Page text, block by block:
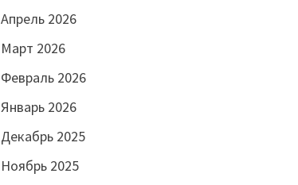
Апрель 2026
Март 2026
Февраль 2026
Январь 2026
Декабрь 2025
Ноябрь 2025